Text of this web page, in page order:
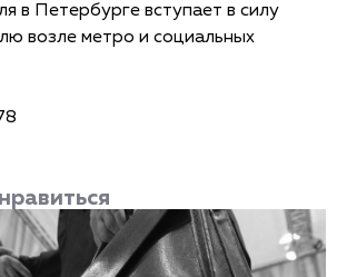
в Петербурге вступает в силу
возле метро и социальных